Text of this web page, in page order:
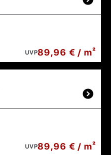
UVP89,96 € / m²
UVP89,96 € / m²